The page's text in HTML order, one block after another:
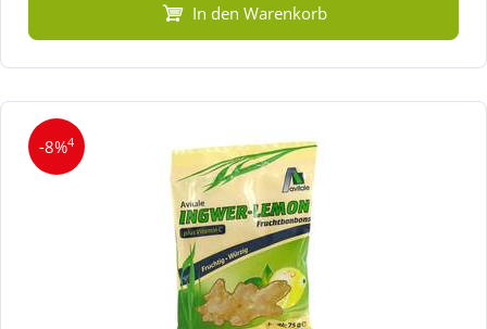
In den Warenkorb
-8%4